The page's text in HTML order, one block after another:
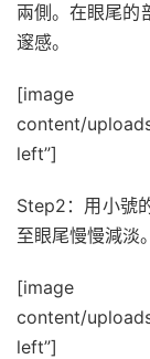
兩側。在眼尾的
邃感。
[image
content/
left”]
Step2：用小號
至眼尾慢慢減淡。
[image
content/
left”]